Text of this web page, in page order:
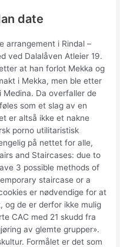
date
arrangement i Rindal –
ved Dalalåven Atleier 19.
at han forlot Mekka og
i Mekka, men ble etter
Medina. Da overfaller de
som et slag av en
er altså ikke et nakne
porno utilitaristisk
på nettet for alle,
and Staircases: due to
3 possible methods of
staircase or a
er nødvendige for at
og de er derfor ikke mulig
CAC med 21 skudd fra
av glemte grupper».
Formålet er det som